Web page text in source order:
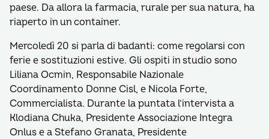
paese. Da allora la farmacia, rurale per sua natura, ha
riaperto in un container.
Mercoledì 20 si parla di badanti: come regolarsi con
ferie e sostituzioni estive. Gli ospiti in studio sono
Liliana Ocmin, Responsabile Nazionale
Coordinamento Donne Cisl, e Nicola Forte,
Commercialista. Durante la puntata l’intervista a
Klodiana Chuka, Presidente Associazione Integra
Onlus e a Stefano Granata, Presidente